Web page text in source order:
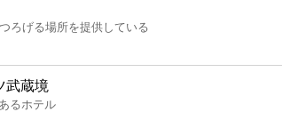
ろげる場所を提供している
武蔵境
るホテル